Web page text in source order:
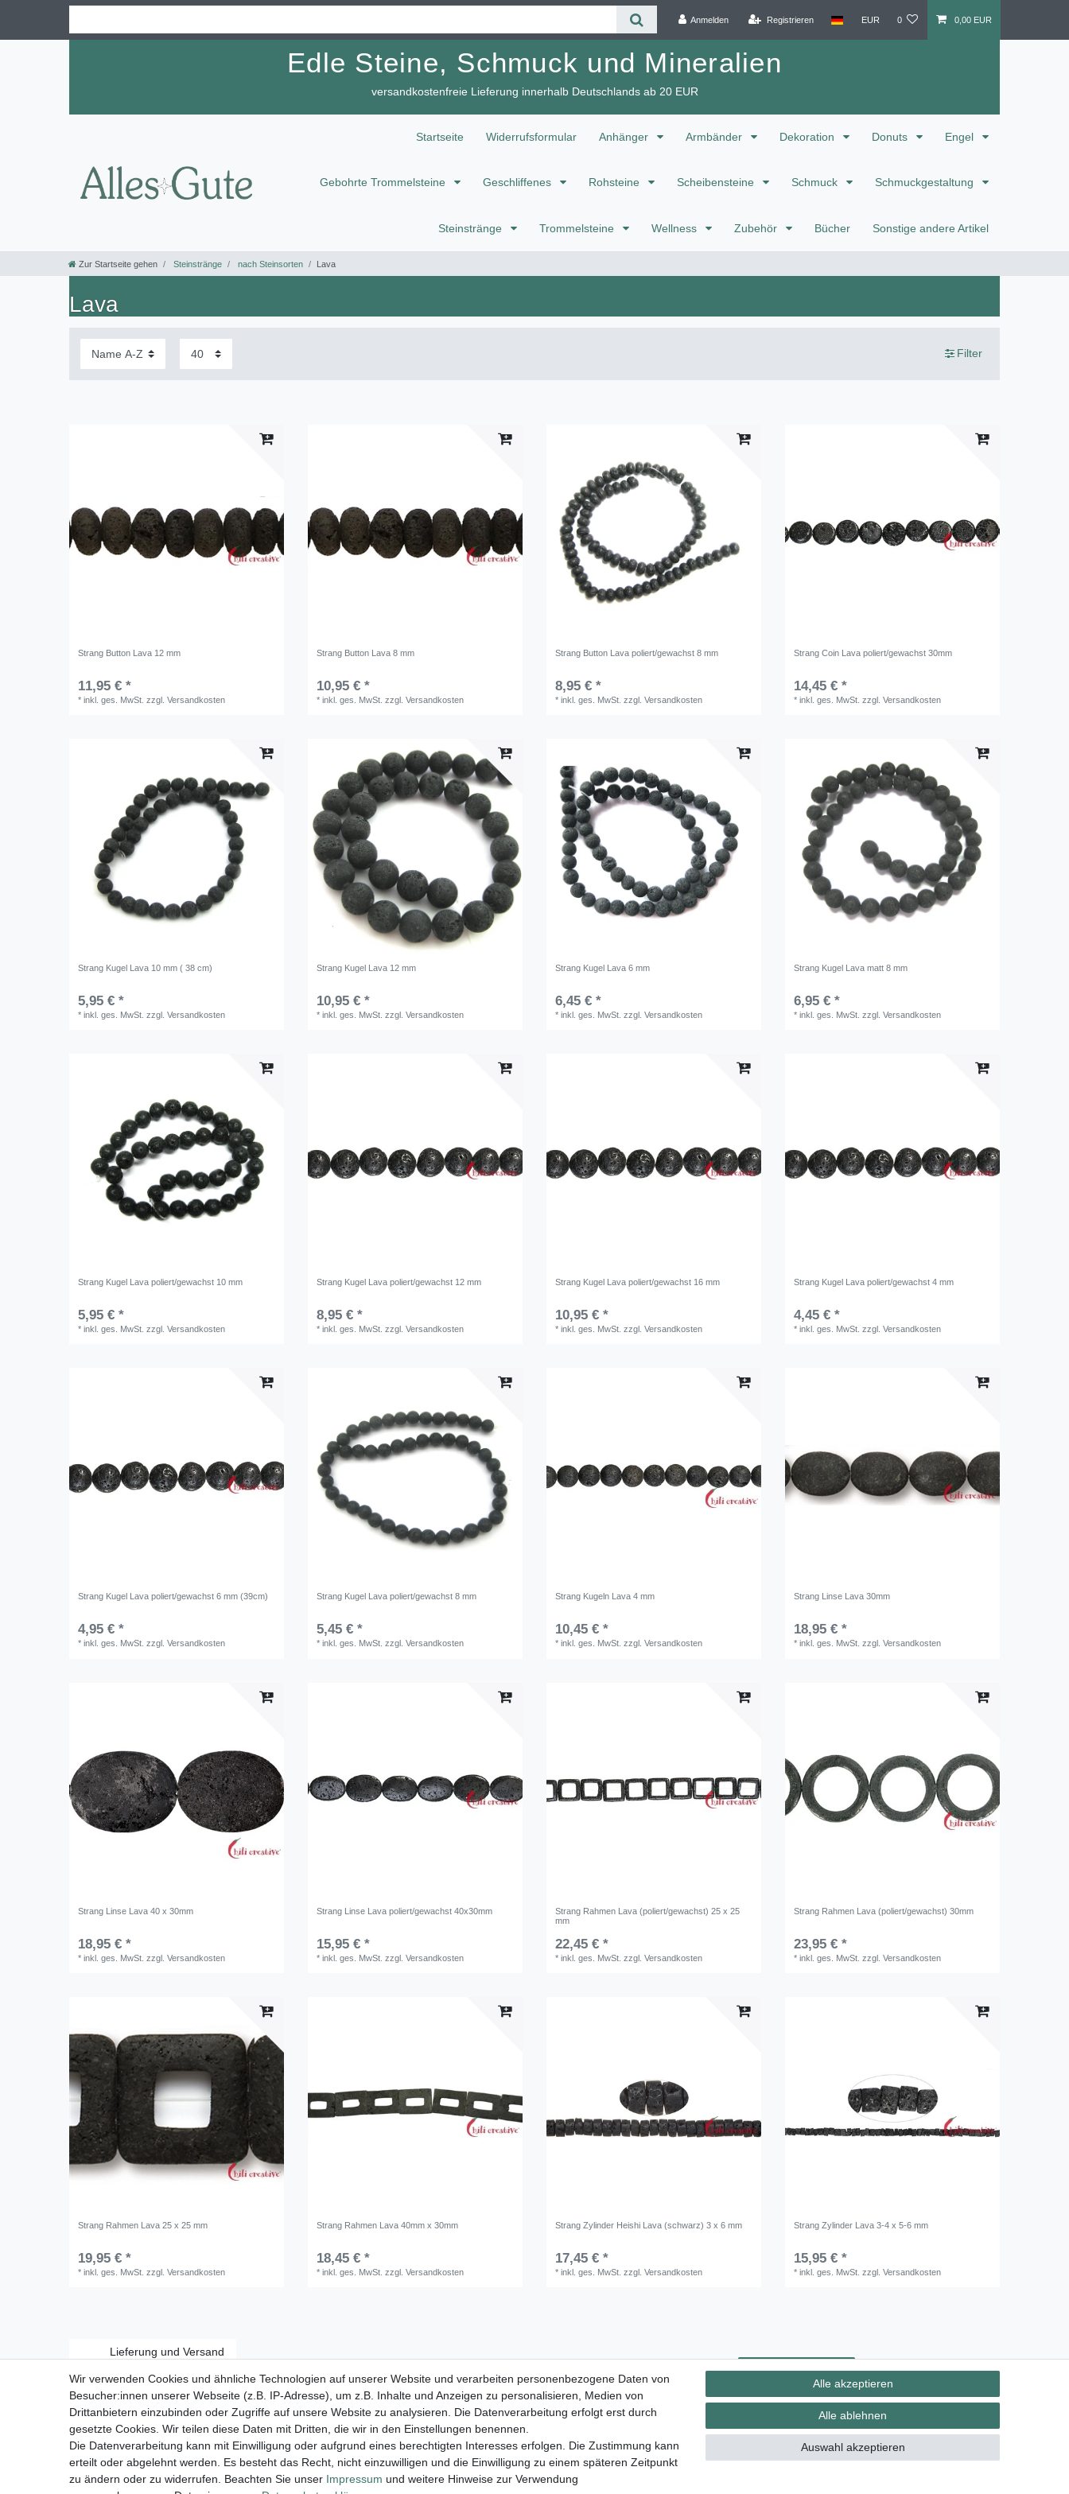
Anmelden Registrieren EUR 0 0,00 EUR
Edle Steine, Schmuck und Mineralien
versandkostenfreie Lieferung innerhalb Deutschlands ab 20 EUR
Startseite Widerrufsformular Anhänger Armbänder Dekoration Donuts Engel
Gebohrte Trommelsteine Geschliffenes Rohsteine Scheibensteine Schmuck Schmuckgestaltung
Steinstränge Trommelsteine Wellness Zubehör Bücher Sonstige andere Artikel
Zur Startseite gehen Steinstränge nach Steinsorten Lava
Lava
Filter
Strang Button Lava 12 mm
11,95 € *
*inkl. ges. MwSt. zzgl.Versandkosten
Strang Button Lava 8 mm
10,95 € *
*inkl. ges. MwSt. zzgl.Versandkosten
Strang Button Lava poliert/gewachst 8 mm
8,95 € *
*inkl. ges. MwSt. zzgl.Versandkosten
Strang Coin Lava poliert/gewachst 30mm
14,45 € *
*inkl. ges. MwSt. zzgl.Versandkosten
Strang Kugel Lava 10 mm ( 38 cm)
5,95 € *
*inkl. ges. MwSt. zzgl.Versandkosten
Strang Kugel Lava 12 mm
10,95 € *
*inkl. ges. MwSt. zzgl.Versandkosten
Strang Kugel Lava 6 mm
6,45 € *
*inkl. ges. MwSt. zzgl.Versandkosten
Strang Kugel Lava matt 8 mm
6,95 € *
*inkl. ges. MwSt. zzgl.Versandkosten
Strang Kugel Lava poliert/gewachst 10 mm
5,95 € *
*inkl. ges. MwSt. zzgl.Versandkosten
Strang Kugel Lava poliert/gewachst 12 mm
8,95 € *
*inkl. ges. MwSt. zzgl.Versandkosten
Strang Kugel Lava poliert/gewachst 16 mm
10,95 € *
*inkl. ges. MwSt. zzgl.Versandkosten
Strang Kugel Lava poliert/gewachst 4 mm
4,45 € *
*inkl. ges. MwSt. zzgl.Versandkosten
Strang Kugel Lava poliert/gewachst 6 mm (39cm)
4,95 € *
*inkl. ges. MwSt. zzgl.Versandkosten
Strang Kugel Lava poliert/gewachst 8 mm
5,45 € *
*inkl. ges. MwSt. zzgl.Versandkosten
Strang Kugeln Lava 4 mm
10,45 € *
*inkl. ges. MwSt. zzgl.Versandkosten
Strang Linse Lava 30mm
18,95 € *
*inkl. ges. MwSt. zzgl.Versandkosten
Strang Linse Lava 40 x 30mm
18,95 € *
*inkl. ges. MwSt. zzgl.Versandkosten
Strang Linse Lava poliert/gewachst 40x30mm
15,95 € *
*inkl. ges. MwSt. zzgl.Versandkosten
Strang Rahmen Lava (poliert/gewachst) 25 x 25
mm
22,45 € *
*inkl. ges. MwSt. zzgl.Versandkosten
Strang Rahmen Lava (poliert/gewachst) 30mm
23,95 € *
*inkl. ges. MwSt. zzgl.Versandkosten
Strang Rahmen Lava 25 x 25 mm
19,95 € *
*inkl. ges. MwSt. zzgl.Versandkosten
Strang Rahmen Lava 40mm x 30mm
18,45 € *
*inkl. ges. MwSt. zzgl.Versandkosten
Strang Zylinder Heishi Lava (schwarz) 3 x 6 mm
17,45 € *
*inkl. ges. MwSt. zzgl.Versandkosten
Strang Zylinder Lava 3-4 x 5-6 mm
15,95 € *
*inkl. ges. MwSt. zzgl.Versandkosten
Lieferung und Versand
Widerrufs­recht Vertrag widerrufen Kontakt
Zahlungsarten:
Wir verwenden Cookies und ähnliche Technologien auf unserer Website und verarbeiten personenbezogene Daten von
Besucher:innen unserer Webseite (z.B. IP-Adresse), um z.B. Inhalte und Anzeigen zu personalisieren, Medien von
Drittanbietern einzubinden oder Zugriffe auf unsere Website zu analysieren. Die Datenverarbeitung erfolgt erst durch
gesetzte Cookies. Wir teilen diese Daten mit Dritten, die wir in den Einstellungen benennen.
Die Datenverarbeitung kann mit Einwilligung oder aufgrund eines berechtigten Interesses erfolgen. Die Zustimmung kann
erteilt oder abgelehnt werden. Es besteht das Recht, nicht einzuwilligen und die Einwilligung zu einem späteren Zeitpunkt
zu ändern oder zu widerrufen. Beachten Sie unser Impressum und weitere Hinweise zur Verwendung
Alle akzeptieren
Alle ablehnen
Auswahl akzeptieren